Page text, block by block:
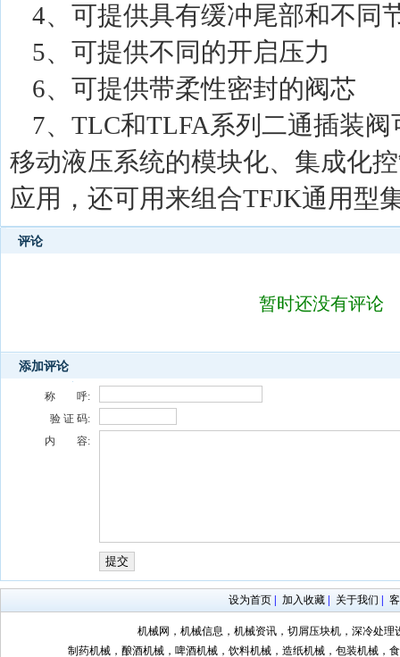
4、可提供具有缓冲尾部和不同
5、可提供不同的开启压力
6、可提供带柔性密封的阀芯
7、TLC和TLFA系列二通插装
移动液压系统的模块化、集成化
应用，还可用来组合TFJK通用型
评论
暂时还没有评论
添加评论
称 呼:
验 证 码:
内 容:
设为首页 加入收藏 关于我们
机械网，机械信息，机械资讯，切屑压块机，深冷处
制药机械，酿酒机械，啤酒机械，饮料机械，造纸机械，包装机械，